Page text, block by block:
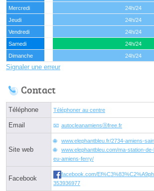
Mercredi
24h/24
Jeudi
24h/24
Vendredi
24h/24
Samedi
24h/24
Dimanche
24h/24
Signaler une erreur
Contact
Téléphone Téléphoner au centre
Email autocleanamiensⓐfree.fr
Site web
www.elephantbleu.fr/2734-amiens-
www.elephantbleu.com/ma-station-
eu-amiens-ferry/
Facebook
facebook.com/
353936977